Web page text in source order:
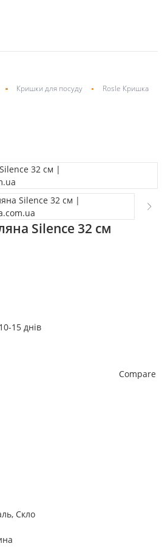
Кришки для посуду
Rosle Кришка
Silence 32 см
15 днів
Compare
, Скло